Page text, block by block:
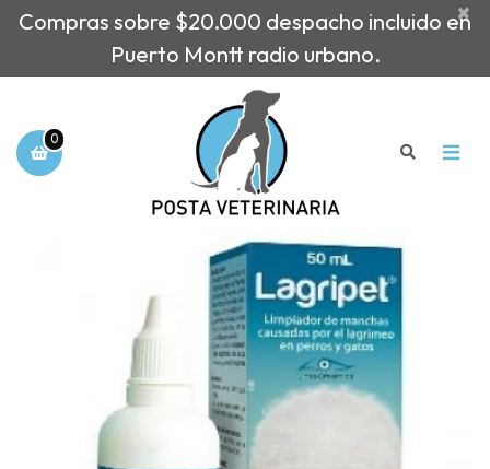
Compras sobre $20.000 despacho incluido en
Puerto Montt radio urbano.
×
0